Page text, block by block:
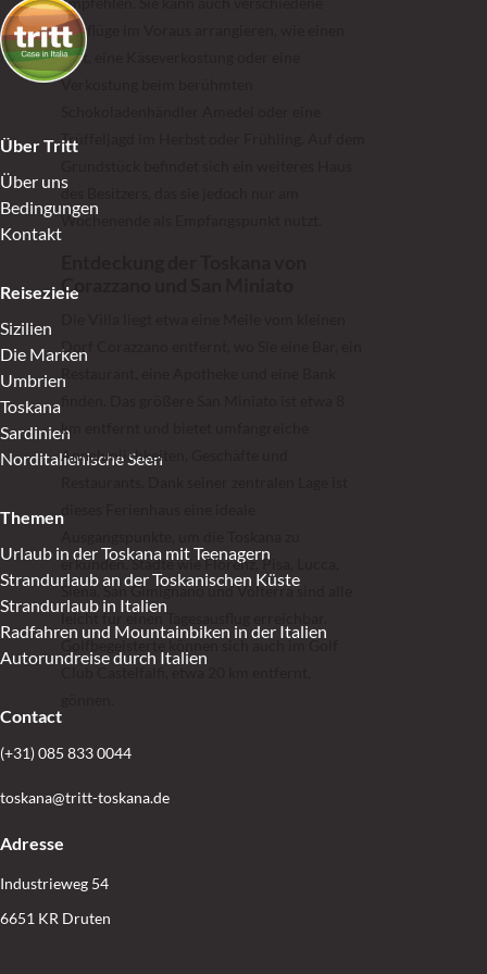
Ausflüge im Voraus arrangieren, wie einen
Reit, eine Käseverkostung oder eine
Verkostung beim berühmten
Trüffeljagd im Herbst oder Frühling. Auf dem
des Besitzers, das sie jedoch nur am
Wochenende als Empfangspunkt nutzt.
Corazzano und San Miniato
Dorf Corazzano entfernt, wo Sie eine Bar, ein
km entfernt und bietet umfangreiche
Annehmlichkeiten, Geschäfte und
erkunden. Städte wie Florenz, Pisa, Lucca,
Siena, San Gimignano und Volterra sind alle
leicht für einen Tagesausflug erreichbar.
Über Tritt
Über uns
Bedingungen
Kontakt
Reiseziele
Sizilien
Die Marken
Umbrien
Toskana
Sardinien
Norditalienische Seen
Themen
Urlaub in der Toskana mit Teenagern
Strandurlaub an der Toskanischen Küste
Strandurlaub in Italien
Radfahren und Mountainbiken in der Italien
Autorundreise durch Italien
Contact
(+31) 085 833 0044
toskana@tritt-toskana.de
Adresse
Industrieweg 54
6651 KR Druten